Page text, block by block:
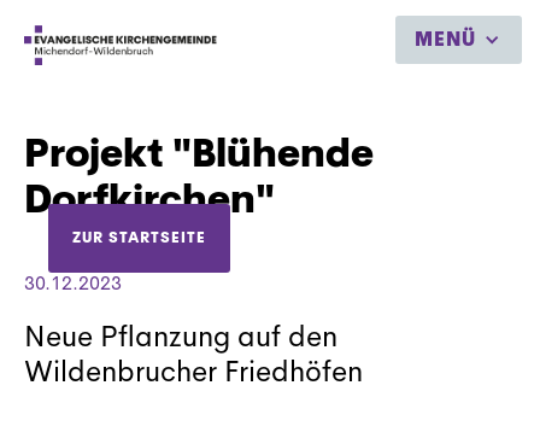
MENÜ
ZUR STARTSEITE
Projekt "Blühende
Dorfkirchen"
30.12.2023
Neue Pflanzung auf den
Wildenbrucher Friedhöfen